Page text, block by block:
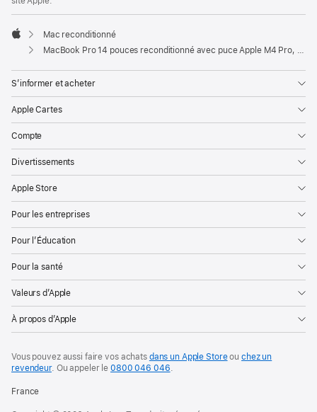
Apple
Mac reconditionné
MacBook Pro 14 pouces reconditionné avec puce Apple M4 Pro, CPU 14 cœurs, GPU 20 cœurs et écran nano-texturé - Noir sidéral
S’informer et acheter
Apple Cartes
Compte
Divertissements
Apple Store
Pour les entreprises
Pour l’Éducation
Pour la santé
Valeurs d’Apple
À propos d’Apple
Vous pouvez aussi faire vos achats dans un Apple Storeouchez un
revendeur. Ouappeler le0800 046 046.
France